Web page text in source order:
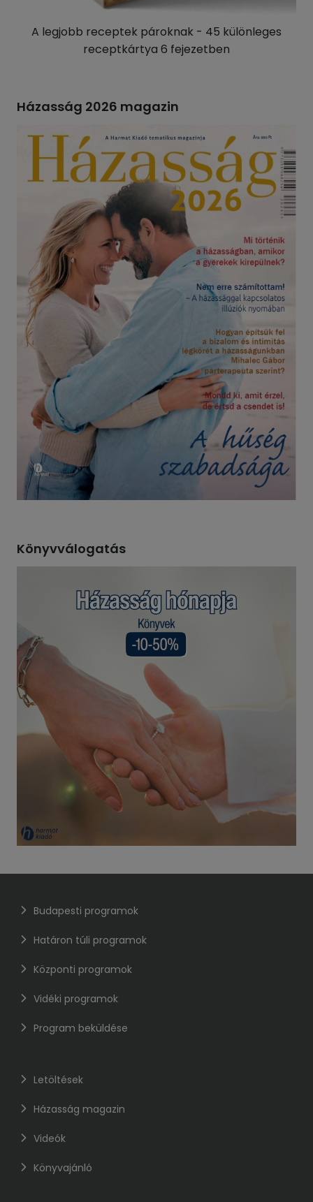
A legjobb receptek pároknak - 45 különleges
receptkártya 6 fejezetben
Házasság 2026 magazin
Könyvválogatás
Budapesti programok
Határon túli programok
Központi programok
Vidéki programok
Program beküldése
Letöltések
Házasság magazin
Videók
Könyvajánló